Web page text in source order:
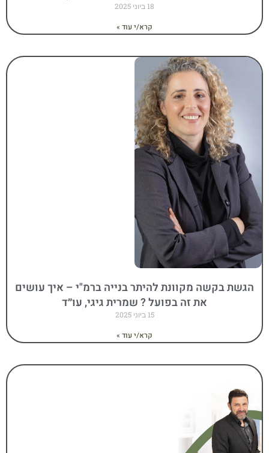
18 ביוני 2025
קרא/י עוד »
הגשת בקשה מקוונת להיתר בנייה ברמ"י – איך עושים
את זה בפועל ? שמרית גיגי, עו״ד
15 ביוני 2025
קרא/י עוד »